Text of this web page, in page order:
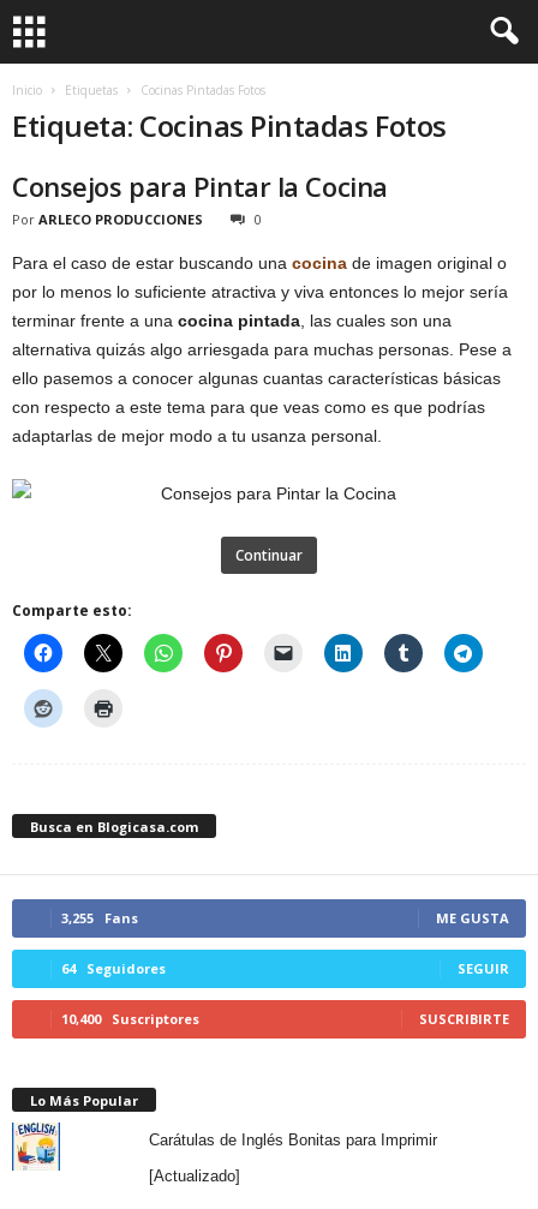
Inicio Etiquetas Cocinas Pintadas Fotos
Etiqueta: Cocinas Pintadas Fotos
Consejos para Pintar la Cocina
Por ARLECO PRODUCCIONES 0
Para el caso de estar buscando una cocina de imagen original o
por lo menos lo suficiente atractiva y viva entonces lo mejor sería
terminar frente a una cocina pintada , las cuales son una
alternativa quizás algo arriesgada para muchas personas. Pese a
ello pasemos a conocer algunas cuantas características básicas
con respecto a este tema para que veas como es que podrías
adaptarlas de mejor modo a tu usanza personal.
Continuar
Comparte esto:
Busca en Blogicasa.com
3,255 Fans ME GUSTA
64 Seguidores SEGUIR
10,400 Suscriptores SUSCRIBIRTE
Lo Más Popular
Carátulas de Inglés Bonitas para Imprimir
[Actualizado]